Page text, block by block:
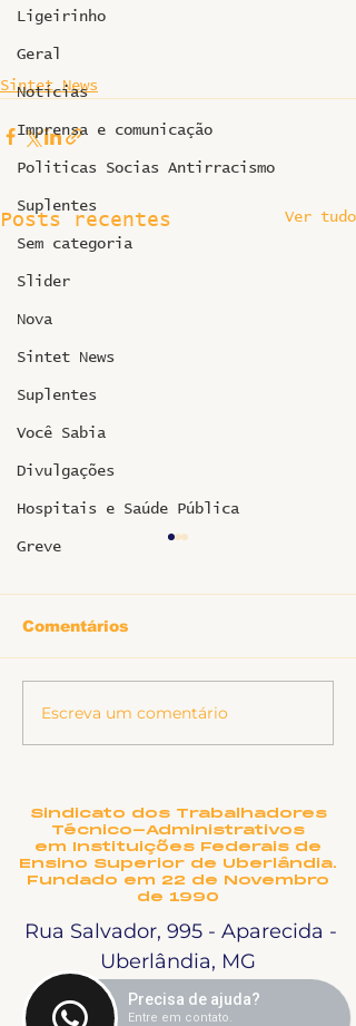
Ligeirinho
Geral
Notícias
Imprensa e comunicação
Politicas Socias Antirracismo
Suplentes
Sem categoria
Slider
Nova
Sintet News
Suplentes
Você Sabia
Divulgações
Hospitais e Saúde Pública
Greve
Sintet News
Posts recentes Ver tudo
Ligeirinho 541 | Julho
Comentários
Escreva um comentário
Sindicato dos Trabalhadores
Técnico-Administrativos
em Instituições Federais de
Ensino Superior de Uberlândia.
Fundado em 22 de Novembro
de 1990
Rua Salvador, 995 - Aparecida -
Uberlândia, MG
Precisa de ajuda?
Entre em contato.